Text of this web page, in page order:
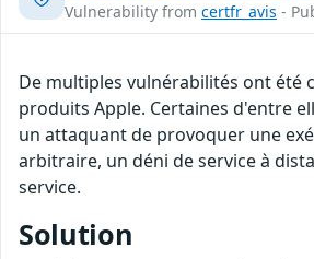
Vulnerability from certfr_avis -
De multiples vulnérabilités ont été
produits Apple. Certaines d'entre
un attaquant de provoquer une
arbitraire, un déni de service à
service.
Solution